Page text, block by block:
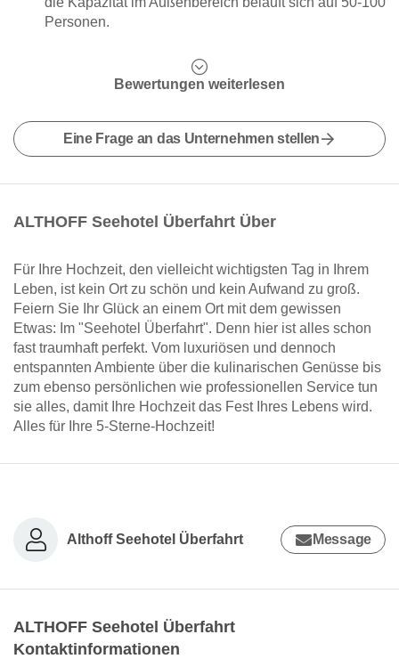
Personen.
Bewertungen weiterlesen
Eine Frage an das Unternehmen stellen
ALTHOFF Seehotel Überfahrt Über
Für Ihre Hochzeit, den vielleicht wichtigsten Tag in Ihrem
Leben, ist kein Ort zu schön und kein Aufwand zu groß.
Feiern Sie Ihr Glück an einem Ort mit dem gewissen
Etwas: Im "Seehotel Überfahrt". Denn hier ist alles schon
fast traumhaft perfekt. Vom luxuriösen und dennoch
entspannten Ambiente über die kulinarischen Genüsse bis
zum ebenso persönlichen wie professionellen Service tun
sie alles, damit Ihre Hochzeit das Fest Ihres Lebens wird.
Alles für Ihre 5-Sterne-Hochzeit!
Althoff Seehotel Überfahrt Message
ALTHOFF Seehotel Überfahrt
Kontaktinformationen